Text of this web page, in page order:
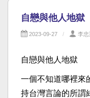
自戀與他人地獄
2023-09-27 李忠
自戀與他人地獄
一個不知道哪裡來
持台灣言論的所謂